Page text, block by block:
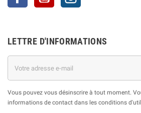
LETTRE D'INFORMATIONS
Vous pouvez vous désinscrire à tout moment.
informations de contact dans les conditions